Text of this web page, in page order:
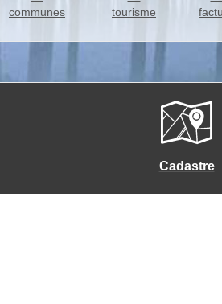
communes
tourisme
Cadastre